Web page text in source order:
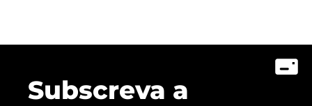
Subscreva a